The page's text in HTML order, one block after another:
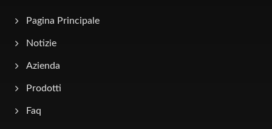
Pagina Principale
Notizie
Azienda
Prodotti
Faq